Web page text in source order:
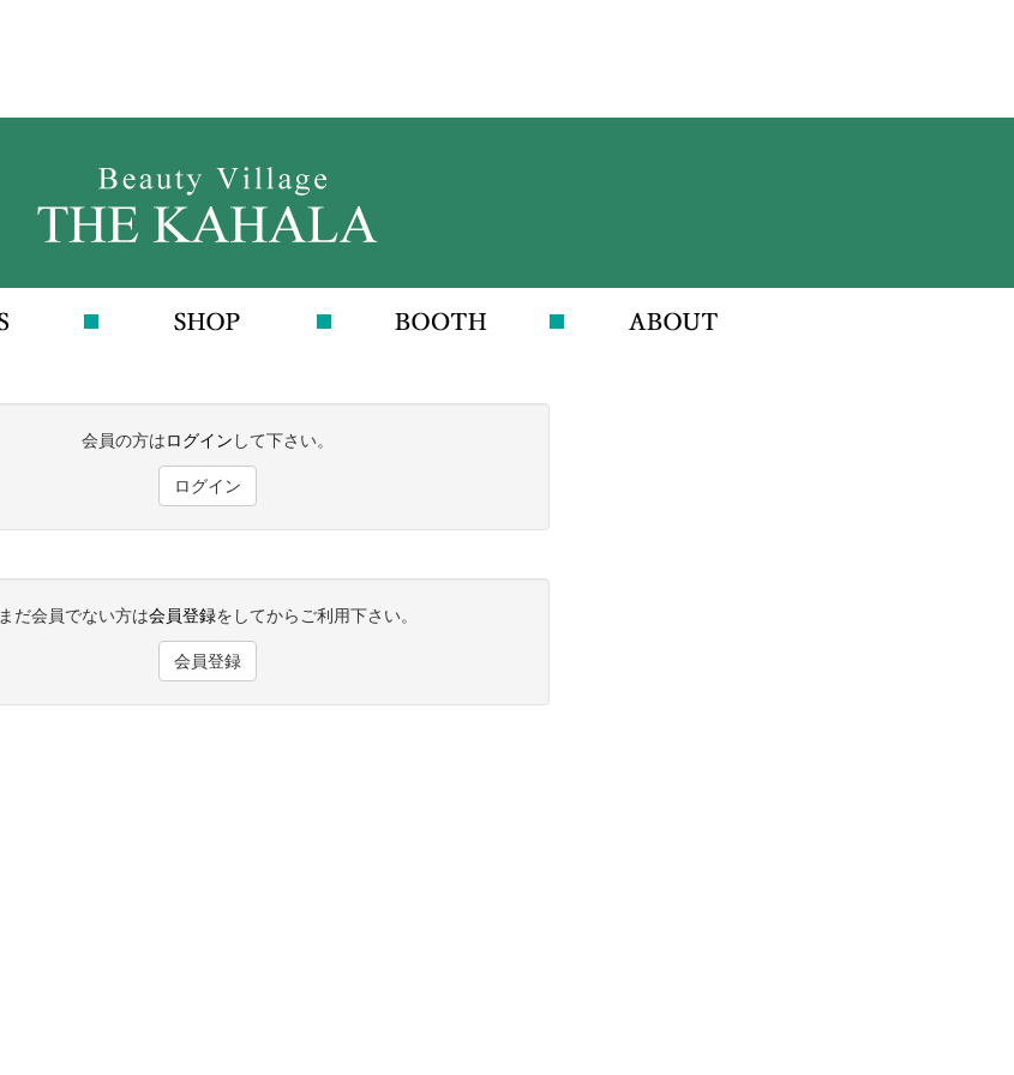
会員の方はログイン して下さい。
ログイン
まだ会員でない方は会員登録をしてからご利用下さい。
会員登録